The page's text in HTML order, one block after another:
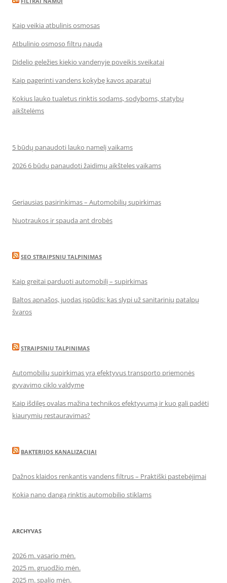
Kaip veikia atbulinis osmosas
Atbulinio osmoso filtrų nauda
Didelio geležies kiekio vandenyje poveikis sveikatai
Kaip pagerinti vandens kokybę kavos aparatui
Kokius lauko tualetus rinktis sodams, sodyboms, statybų
aikštelėms
5 būdų panaudoti lauko namelį vaikams
2026 6 būdų panaudoti žaidimų aikšteles vaikams
Geriausias pasirinkimas – Automobilių supirkimas
Nuotraukos ir spauda ant drobės
SEO STRAIPSNIU TALPINIMAS
Kaip greitai parduoti automobilį – supirkimas
Baltos apnašos, juodas įspūdis: kas slypi už sanitarinių patalpų
švaros
STRAIPSNIU TALPINIMAS
Automobilių supirkimas yra efektyvus transporto priemonės
gyvavimo ciklo valdyme
Kaip išdilęs ovalas mažina technikos efektyvumą ir kuo gali padėti
kiaurymių restauravimas?
BAKTERIJOS KANALIZACIJAI
Dažnos klaidos renkantis vandens filtrus – Praktiški pastebėjimai
Kokią nano dangą rinktis automobilio stiklams
ARCHYVAS
2026 m. vasario mėn.
2025 m. gruodžio mėn.
2025 m. spalio mėn.